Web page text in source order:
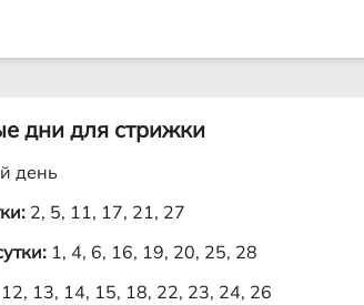
дни для стрижки
день
2, 5, 11, 17, 21, 27
1, 4, 6, 16, 19, 20, 25, 28
13, 14, 15, 18, 22, 23, 24, 26